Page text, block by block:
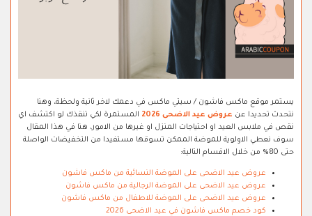
يستمر موقع ماكس فاشون / سيتي ماكس في دعمك لاخر ثانية ولحظة، وهنا
نتحدث تحديدا عن عروض عيد الاضحى 2026
المستمرة لكي تنقذك لو اكتشف اي
نقص في ملابس العيد او احتياجات المنزل او غيرها من الامور، هنا في هذا المقال
سوف نعطي الاولوية للموضة الممكن تسوقها مستفيدا من التخفيضات الواصلة
حتى 80% من خلال الاقسام التالية:
عروض عيد الاضحى على الموضة النسائية من ماكس فاشون
عروض عيد الاضحى على الموضة الرجالية من ماكس فاشون
عروض عيد الاضحى على الموضة للاطفال من ماكس فاشون
كود خصم ماكس فاشون في عيد الاضحى 2026